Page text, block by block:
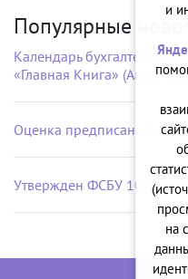
Популярные
Календарь бухгалтера на
«Главная Книга» (Август
Оценка предписаний
Утвержден ФСБУ 10/2026
и
на